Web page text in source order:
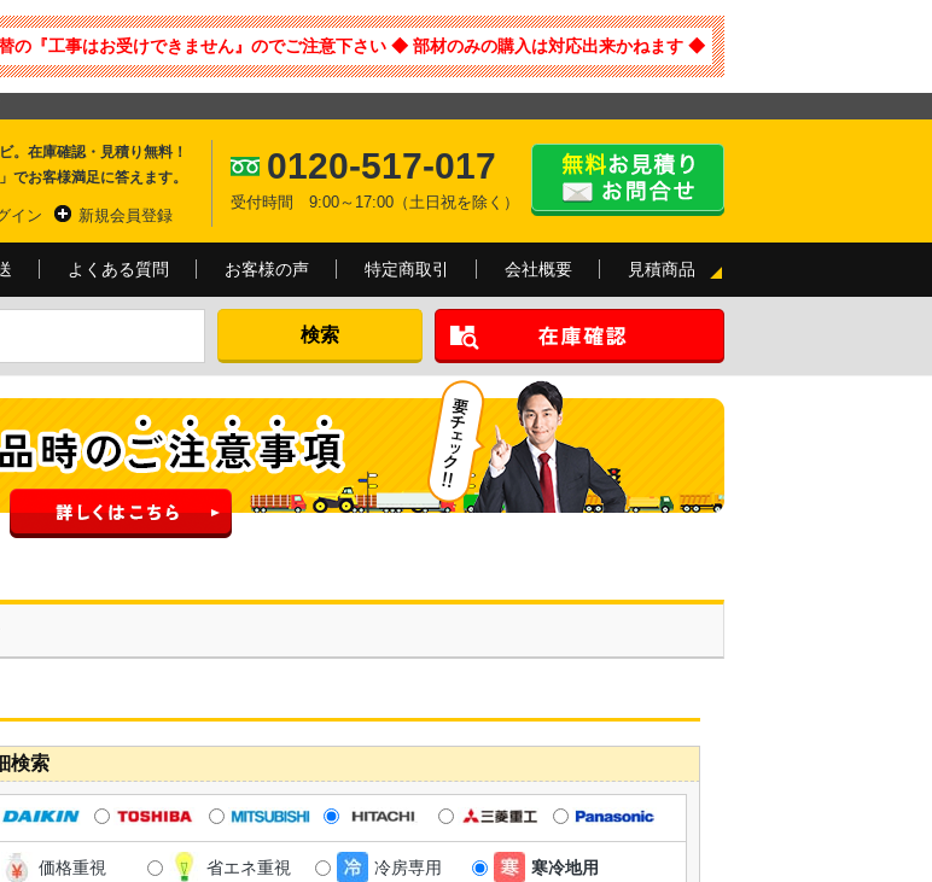
『工事はお受けできません』のでご注意下さい ◆ 部材のみの購入は対応出来かねます ◆
。在庫確認・見積り無料！
でお客様満足に答えます。
イン 新規会員登録
0120-517-017
受付時間 9:00～17:00（土日祝を除く）
よくある質問 お客様の声 特定商取引 会社概要 見積商品
検索
価格重視 省エネ重視 冷房専用 寒冷地用